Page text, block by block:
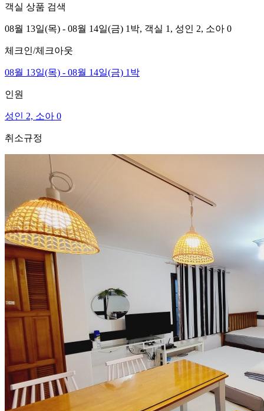
객실 상품 검색
08월 13일(목) - 08월 14일(금) 1박, 객실 1, 성인 2, 소아 0
체크인/체크아웃
08월 13일(목) - 08월 14일(금) 1박
인원
성인 2, 소아 0
취소규정